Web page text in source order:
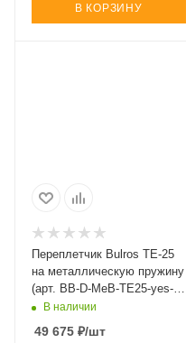
В КОРЗИНУ
Переплетчик Bulros TE-25
на металлическую пружину
(арт. BB-D-MeB-TE25-yes-
squ-El)
В наличии
49 675 ₽/шт